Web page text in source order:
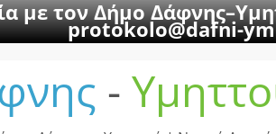
με τον Δήμο
protokolo@dafni-
-